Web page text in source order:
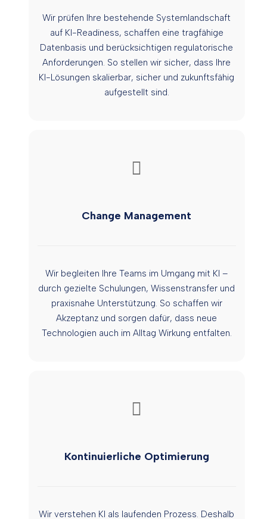
Wir prüfen Ihre bestehende Systemlandschaft
auf KI-Readiness, schaffen eine tragfähige
Datenbasis und berücksichtigen regulatorische
Anforderungen. So stellen wir sicher, dass Ihre
KI-Lösungen skalierbar, sicher und zukunftsfähig
aufgestellt sind.
Change Management
Wir begleiten Ihre Teams im Umgang mit KI –
durch gezielte Schulungen, Wissenstransfer und
praxisnahe Unterstützung. So schaffen wir
Akzeptanz und sorgen dafür, dass neue
Technologien auch im Alltag Wirkung entfalten.
Kontinuierliche Optimierung
Wir verstehen KI als laufenden Prozess. Deshalb